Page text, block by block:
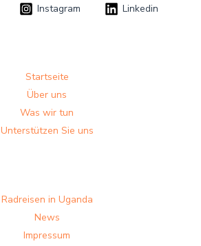
Instagram Linkedin
Startseite
Über uns
Was wir tun
Unterstützen Sie uns
Radreisen in Uganda
News
Impressum